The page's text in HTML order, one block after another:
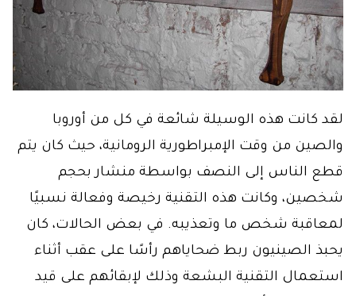
لقد كانت هذه الوسيلة شائعة في كل من أوروبا
والصين من وقت الإمبراطورية الرومانية، حيث كان يتم
قطع الناس إلى النصف بواسطة منشار بحجم
شخصين، وكانت هذه التقنية رخيصة وفعالة نسبيًا
لمعاقبة شخص ما وتعذيبه. في بعض الحالات، كان
يحبذ الصينيون ربط ضحاياهم رأسًا على عقب أثناء
استعمال التقنية البشعة وذلك لإبقائهم على قيد